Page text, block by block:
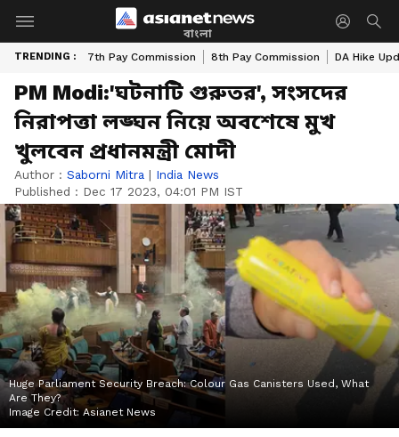
বাংলা
TRENDING : 7th Pay Commission 8th Pay Commission DA Hike
PM Modi:'ঘটনাটি গুরুতর', সংসদের
নিরাপত্তা লঙ্ঘন নিয়ে অবশেষে মুখ
খুলবেন প্রধানমন্ত্রী মোদী
Author : Saborni Mitra | India News
Published : Dec 17 2023, 04:01 PM IST
Huge Parliament Security Breach: Colour Gas Canisters Used, What
Are They?
Image Credit: Asianet News